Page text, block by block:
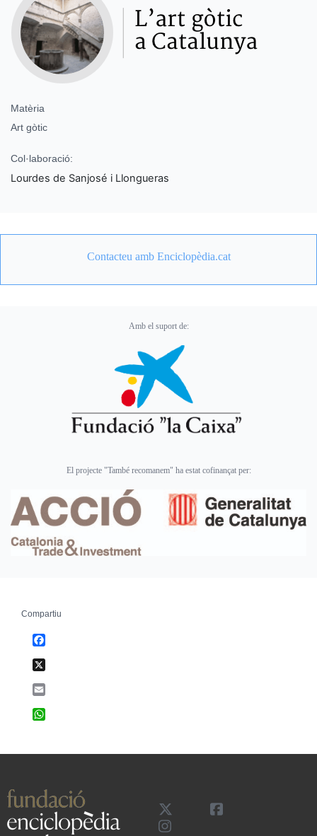
Matèria
Art gòtic
Col·laboració:
Lourdes de Sanjosé i Llongueras
Contacteu amb Enciclopèdia.cat
Amb el suport de:
El projecte "També recomanem" ha estat cofinançat per:
Compartiu